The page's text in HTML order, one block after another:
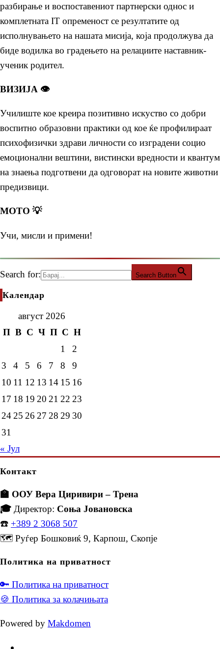
разбирање и воспоставениот партнерски однос и
комплетната IT опременост се резултатите од
исполнувањето на нашата мисија, која продолжува да
биде водилка во градењето на релациите наставник-
ученик родител.
ВИЗИЈА 👁️
Училиште кое креира позитивно искуство со добри
воспитно образовни практики од кое ќе профилираат
психофизички здрави личности со изградени социо
емоционални вештини, вистински вредности и квантум
на знаења подготвени да одговорат на новите животни
предизвици.
МОТО 💡
Учи, мисли и примени!
Search for: Search Button
Календар
август 2026
П В С Ч П С Н
1
2
3
4 5 6 7 8
9
10 11 12 13 14 15 16
17 18 19 20 21 22 23
24 25 26 27 28 29 30
31
« Јул
Контакт
🏫 ООУ Вера Циривири – Трена
🎓 Директор: Соња Јовановска
☎️ +389 2 3068 507
🗺️ Руѓер Бошковиќ 9, Карпош, Скопје
Политика на приватност
🔑 Политика на приватност
🍪 Политика за колачињата
Powered by Makdomen